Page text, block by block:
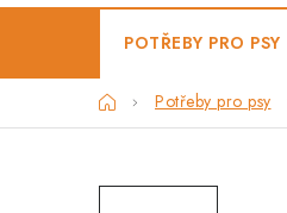
POTŘEBY PRO PSY
DomůPotřeby pro psy